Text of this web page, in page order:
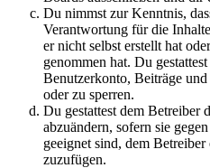
Du nimmst zur Kenntnis,
Verantwortung für die
er nicht selbst erstellt hat
genommen hat. Du
Benutzerkonto, Beiträge
oder zu sperren.
Du gestattest dem Betreiber
abzuändern, sofern sie
geeignet sind, dem
zuzufügen.